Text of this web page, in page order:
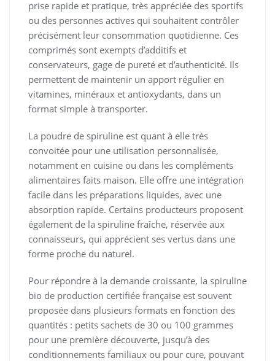
prise rapide et pratique, très appréciée des sportifs
ou des personnes actives qui souhaitent contrôler
précisément leur consommation quotidienne. Ces
comprimés sont exempts d’additifs et
conservateurs, gage de pureté et d’authenticité. Ils
permettent de maintenir un apport régulier en
vitamines, minéraux et antioxydants, dans un
format simple à transporter.
La poudre de spiruline est quant à elle très
convoitée pour une utilisation personnalisée,
notamment en cuisine ou dans les compléments
alimentaires faits maison. Elle offre une intégration
facile dans les préparations liquides, avec une
absorption rapide. Certains producteurs proposent
également de la spiruline fraîche, réservée aux
connaisseurs, qui apprécient ses vertus dans une
forme proche du naturel.
Pour répondre à la demande croissante, la spiruline
bio de production certifiée française est souvent
proposée dans plusieurs formats en fonction des
quantités : petits sachets de 30 ou 100 grammes
pour une première découverte, jusqu’à des
conditionnements familiaux ou pour cure, pouvant